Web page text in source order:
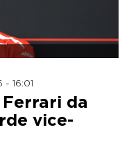
16:01
Ferrari da
vice-